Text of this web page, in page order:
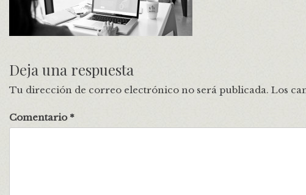
Deja una respuesta
Tu dirección de correo electrónico no será publicada. Los
Comentario *